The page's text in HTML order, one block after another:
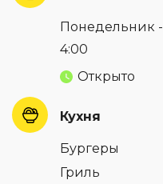
Понедельник -
4:00
Открыто
Кухня
Бургеры
Гриль